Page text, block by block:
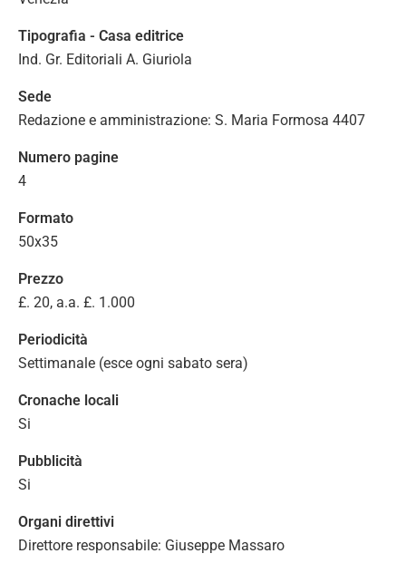
Tipografia - Casa editrice
Ind. Gr. Editoriali A. Giuriola
Sede
Redazione e amministrazione: S. Maria Formosa 4407
Numero pagine
4
Formato
50x35
Prezzo
£. 20, a.a. £. 1.000
Periodicità
Settimanale (esce ogni sabato sera)
Cronache locali
Si
Pubblicità
Si
Organi direttivi
Direttore responsabile: Giuseppe Massaro